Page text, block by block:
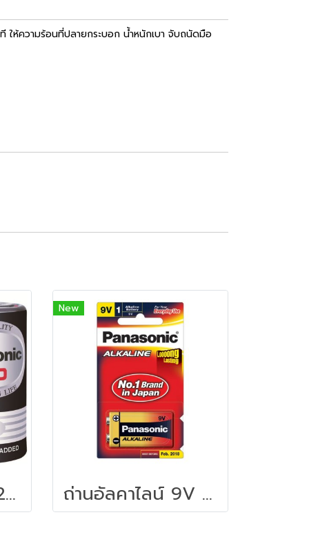
ให้ความร้อนที่ปลายกระบอก น้ำหนักเบา จับถนัดมือ
ถ่านไฟฉาย (แพ็ค2ก้อน) Panasonic NEO R14NT/2SL C
New
ถ่านอัลคาไลน์ 9V (1 ก้อน) พานาโซนิค 6LR61T/1B